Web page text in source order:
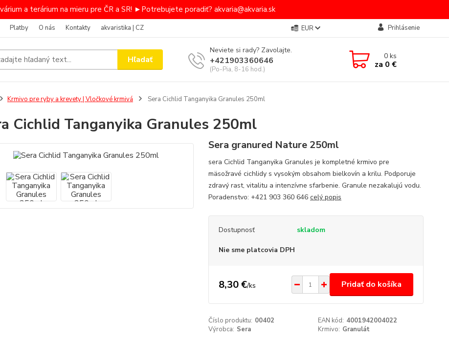
a terárium na mieru pre ČR a SR! ►Potrebujete poradiť? akvaria@akvaria.sk
Platby O nás Kontakty akvaristika | CZ EUR Prihlásenie
Hľadať
Neviete si rady? Zavolajte.
+421903360646
(Po-Pia, 8-16 hod.)
0ks
za 0 €
Krmivo pre ryby a krevety | Vločkové krmivá Sera Cichlid Tanganyika Granules 250ml
Cichlid Tanganyika Granules 250ml
Sera granured Nature 250ml
sera Cichlid Tanganyika Granules je kompletné krmivo pre
mäsožravé cichlidy s vysokým obsahom bielkovín a krilu. Podporuje
zdravý rast, vitalitu a intenzívne sfarbenie. Granule nezakalujú vodu.
Poradenstvo: +421 903 360 646 celý popis
Dostupnosť skladom
Nie sme platcovia DPH
8,30 €/ks Pridať do košíka
Číslo produktu: 00402 EAN kód: 4001942004022
Výrobca: Sera Krmivo: Granulát